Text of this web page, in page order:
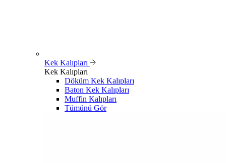
Kek Kalıpları
Kek Kalıpları
Döküm Kek Kalıpları
Baton Kek Kalıpları
Muffin Kalıpları
Tümünü Gör